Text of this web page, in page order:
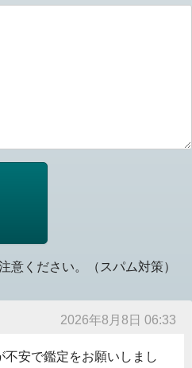
意ください。（スパム対策）
2026年8月8日 06:33
安で鑑定をお願いしまし